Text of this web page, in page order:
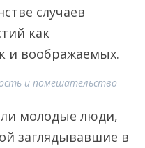
случаев
как
и воображаемых.
и помешательство
молодые люди,
заглядывавшие в